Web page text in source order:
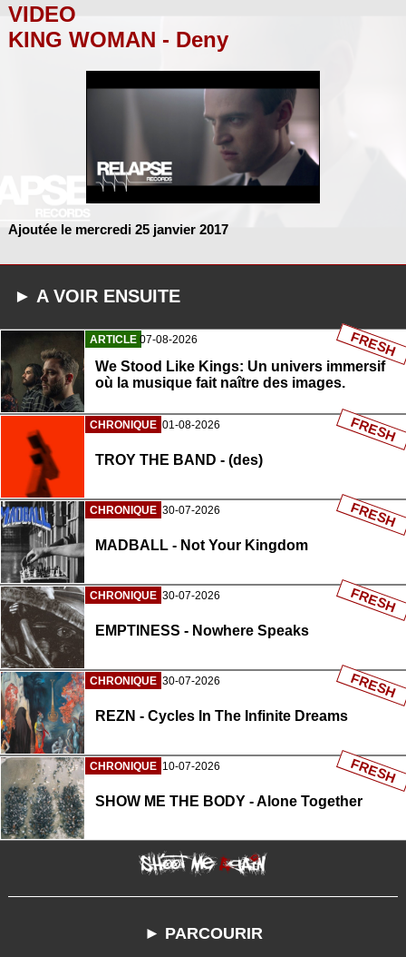
VIDEO
KING WOMAN - Deny
Ajoutée le mercredi 25 janvier 2017
► A VOIR ENSUITE
ARTICLE 07-08-2026
We Stood Like Kings: Un univers immersif
où la musique fait naître des images.
FRESH
CHRONIQUE 01-08-2026
TROY THE BAND - (des)
FRESH
CHRONIQUE 30-07-2026
MADBALL - Not Your Kingdom
FRESH
CHRONIQUE 30-07-2026
EMPTINESS - Nowhere Speaks
FRESH
CHRONIQUE 30-07-2026
REZN - Cycles In The Infinite Dreams
FRESH
CHRONIQUE 10-07-2026
SHOW ME THE BODY - Alone Together
FRESH
► PARCOURIR